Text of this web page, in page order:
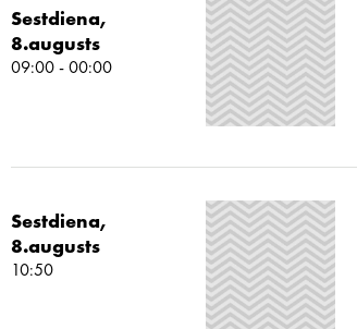
Sestdiena,
8.augusts
09:00 - 00:00
Sestdiena,
8.augusts
10:50